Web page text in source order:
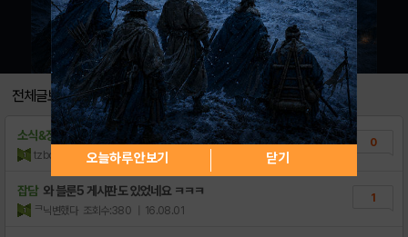
전체글보기
소식&정보 카톡 콘텐츠이용료현금 나만모르던사실이었죠∼
tzbopc 조회수:21 | 21.07.17
0
잡담 와 블룬5 게시판도 있었네요 ㅋㅋㅋ
ᄏ닉변했다 조회수:380 | 16.08.01
1
오늘하루 안보기 닫기